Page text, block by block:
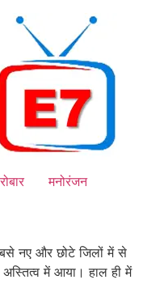
मनोरंजन
नए और छोटे जिलों में से
में आया। हाल ही में